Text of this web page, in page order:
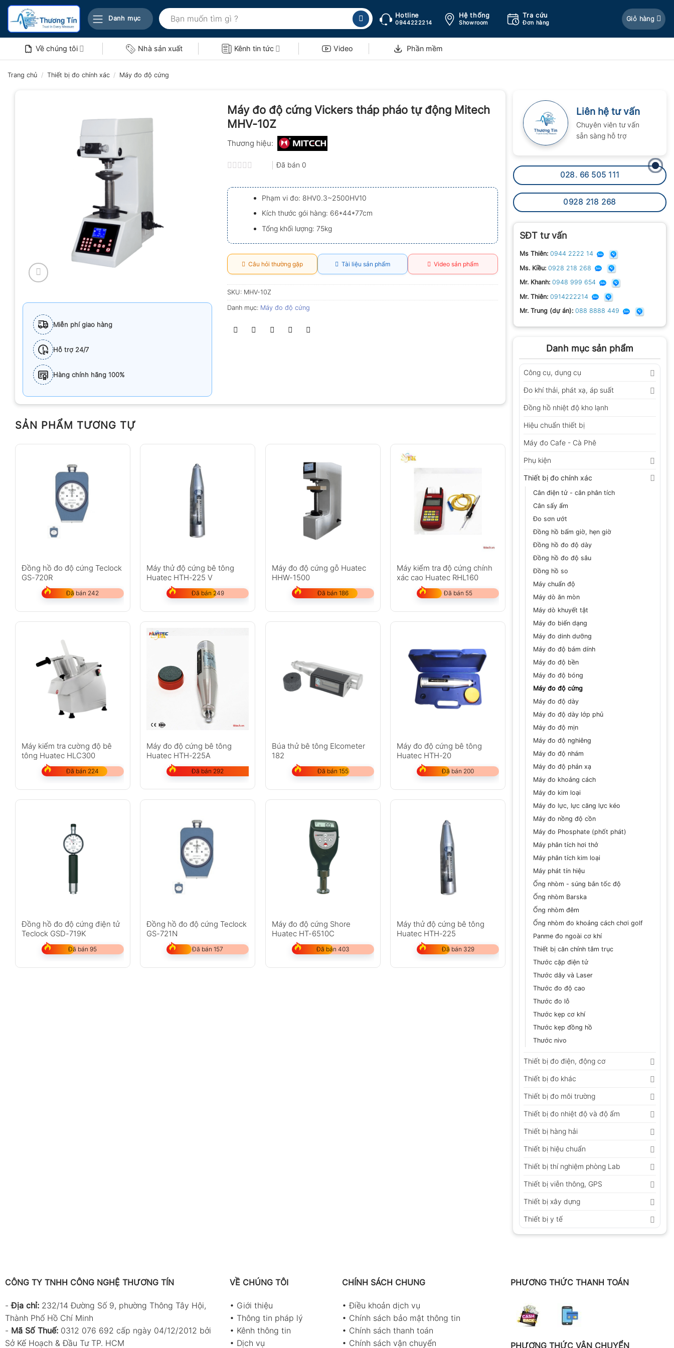
Bỏ
nội
Danh mục
Tìm
kiếm:
Hotline
0944222214
Hệ thống
Showroom
Tra cứu
Đơn hàng
Giỏ hàng
Về chúng tôi Nhà sản xuất Kênh tin tức Video Phần mềm
Trang chủ / Thiết bị đo chính xác / Máy đo độ cứng
Liên hệ tư vấn
Chuyên viên tư vấn
sẵn sàng hỗ trợ
028. 66 505 111
0928 218 268
SĐT tư vấn
Ms Thiên: 0944 2222 14
Ms. Kiều: 0928 218 268
Mr. Khanh: 0948 999 654
Mr. Thiên: 0914222214
Mr. Trung (dự án): 088 8888 449
Danh mục sản phẩm
Công cụ, dụng cụ
Đo khí thải, phát xạ, áp suất
Đồng hồ nhiệt độ kho lạnh
Hiệu chuẩn thiết bị
Máy đo Cafe - Cà Phê
Phụ kiện
Thiết bị đo chính xác
Cân điện tử - cân phân tích
Cân sấy ẩm
Đo sơn ướt
Đồng hồ bấm giờ, hẹn giờ
Đồng hồ đo độ dày
Đồng hồ đo độ sâu
Đồng hồ so
Máy chuẩn độ
Máy dò ăn mòn
Máy dò khuyết tật
Máy đo biến dạng
Máy đo dinh dưỡng
Máy đo độ bám dính
Máy đo độ bền
Máy đo độ bóng
Máy đo độ cứng
Máy đo độ dày
Máy đo độ dày lớp phủ
Máy đo độ mịn
Máy đo độ nghiêng
Máy đo độ nhám
Máy đo độ phản xạ
Máy đo khoảng cách
Máy đo kim loại
Máy đo lực, lực căng lực kéo
Máy đo nồng độ cồn
Máy đo Phosphate (phốt phát)
Máy phân tích hơi thở
Máy phân tích kim loại
Máy phát tín hiệu
Ống nhòm - súng bắn tốc độ
Ống nhòm Barska
Ống nhòm đêm
Ống nhòm đo khoảng cách chơi golf
Panme đo ngoài cơ khí
Thiết bị căn chỉnh tâm trục
Thước cặp điện tử
Thước dây và Laser
Thước đo độ cao
Thước đo lỗ
Thước kẹp cơ khí
Thước kẹp đồng hồ
Thước nivo
Thiết bị đo điện, động cơ
Thiết bị đo khác
Thiết bị đo môi trường
Thiết bị đo nhiệt độ và độ ẩm
Thiết bị hàng hải
Thiết bị hiệu chuẩn
Thiết bị thí nghiệm phòng Lab
Thiết bị viễn thông, GPS
Thiết bị xây dựng
Thiết bị y tế
Miễn phí giao hàng
Hỗ trợ 24/7
Hàng chính hãng 100%
Máy đo độ cứng Vickers tháp pháo tự động Mitech
MHV-10Z
Thương hiệu:
xếp
hạng
0.0
5
sao
Đã bán 0
Phạm vi đo: 8HV0.3~2500HV10
Kích thước gói hàng: 66*44*77cm
Tổng khối lượng: 75kg
Câu hỏi thường gặp Tài liệu sản phẩm Video sản phẩm
SKU: MHV-10Z
Danh mục: Máy đo độ cứng
SẢN PHẨM TƯƠNG TỰ
Đồng hồ đo độ cứng Teclock
GS-720R
Đã bán 242
Máy thử độ cứng bê tông
Huatec HTH-225 V
Đã bán 249
Máy đo độ cứng gỗ Huatec
HHW-1500
Đã bán 186
Máy kiểm tra độ cứng chính
xác cao Huatec RHL160
Đã bán 55
Máy kiểm tra cường độ bê
tông Huatec HLC300
Đã bán 224
Máy đo độ cứng bê tông
Huatec HTH-225A
Đã bán 292
Búa thử bê tông Elcometer
182
Đã bán 155
Máy đo độ cứng bê tông
Huatec HTH-20
Đã bán 200
Đồng hồ đo độ cứng điện tử
Teclock GSD-719K
Đã bán 95
Đồng hồ đo độ cứng Teclock
GS-721N
Đã bán 157
Máy đo độ cứng Shore
Huatec HT-6510C
Đã bán 403
Máy thử độ cứng bê tông
Huatec HTH-225
Đã bán 329
CÔNG TY TNHH CÔNG NGHỆ THƯƠNG TÍN
-Địa chỉ: 232/14 Đường Số 9, phường Thông Tây Hội,
Thành Phố Hồ Chí Minh
- Mã Số Thuế: 0312 076 692 cấp ngày 04/12/2012 bởi
Sở Kế Hoạch & Đầu Tư TP. HCM
VỀ CHÚNG TÔI
• Giới thiệu
• Thông tin pháp lý
• Kênh thông tin
• Dịch vụ
CHÍNH SÁCH CHUNG
•Điều khoản dịch vụ
• Chính sách bảo mật thông tin
• Chính sách thanh toán
• Chính sách vận chuyển
PHƯƠNG THỨC THANH TOÁN
PHƯƠNG THỨC VẬN CHUYỂN